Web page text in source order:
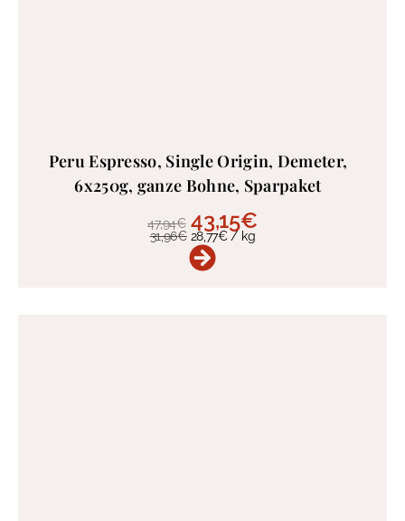
Peru Espresso, Single Origin, Demeter,
6x250g, ganze Bohne, Sparpaket
47,94€ 43,15€
31,96€ 28,77€/ kg